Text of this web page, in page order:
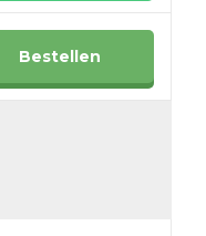
Bestellen